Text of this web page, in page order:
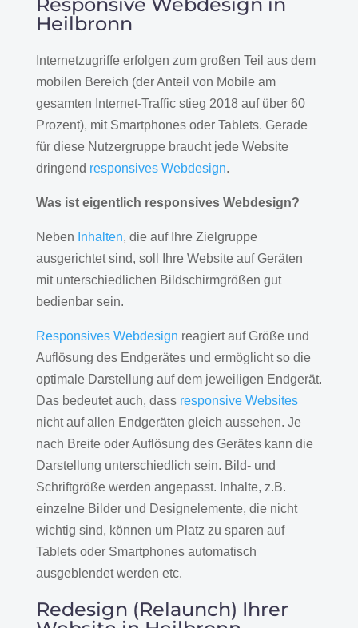
Heilbronn
Internetzugriffe erfolgen zum großen Teil aus dem
mobilen Bereich (der Anteil von Mobile am
gesamten Internet-Traffic stieg 2018 auf über 60
Prozent), mit Smartphones oder Tablets. Gerade
für diese Nutzergruppe braucht jede Website
dringend responsives Webdesign.
Was ist eigentlich responsives Webdesign?
Neben Inhalten, die auf Ihre Zielgruppe
ausgerichtet sind, soll Ihre Website auf Geräten
mit unterschiedlichen Bildschirmgrößen gut
bedienbar sein.
Responsives Webdesign reagiert auf Größe und
Auflösung des Endgerätes und ermöglicht so die
optimale Darstellung auf dem jeweiligen Endgerät.
Das bedeutet auch, dass responsive Websites
nicht auf allen Endgeräten gleich aussehen. Je
nach Breite oder Auflösung des Gerätes kann die
Darstellung unterschiedlich sein. Bild- und
Schriftgröße werden angepasst. Inhalte, z.B.
einzelne Bilder und Designelemente, die nicht
wichtig sind, können um Platz zu sparen auf
Tablets oder Smartphones automatisch
ausgeblendet werden etc.
Redesign (Relaunch) Ihrer